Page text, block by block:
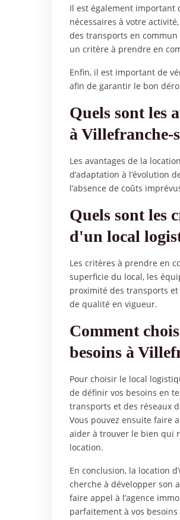
Il est également important
nécessaires à votre
des transports en
un critère à prendre en
Enfin, il est important de
afin de garantir le bon
Quels sont les
à Villefranche-
Les avantages de la
d’adaptation à l’évolution
l’absence de coûts
Quels sont les
d'un local
Les critères à prendre en
superficie du local, les
proximité des transports
de qualité en vigueur.
Comment
besoins à
Pour choisir le local
de définir vos besoins en
transports et des réseaux
Vous pouvez ensuite faire
aider à trouver le bien qui
location.
En conclusion, la location
cherche à développer son
faire appel à l’agence
parfaitement à vos